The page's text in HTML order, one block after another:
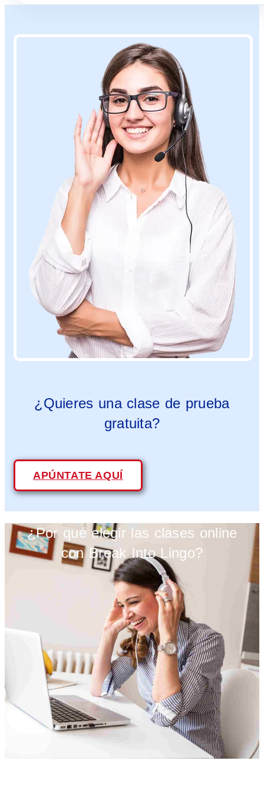
¿Quieres una clase de prueba
gratuita?
APÚNTATE AQUÍ
¿Por qué elegir las clases online
con Break Into Lingo?